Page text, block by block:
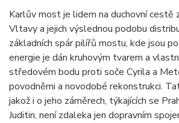
Karlův most je lidem na duchovní cestě
Vltavy a jejich výslednou podobu
základních spár pilířů mostu, kde jsou
energie je dán kruhovým tvarem a
středovém bodu proti soče Cyrila a
povodněmi a novodobé rekonstrukci.
jakož i o jeho záměrech, týkajících se
Juditin, není zdaleka jen dopravním